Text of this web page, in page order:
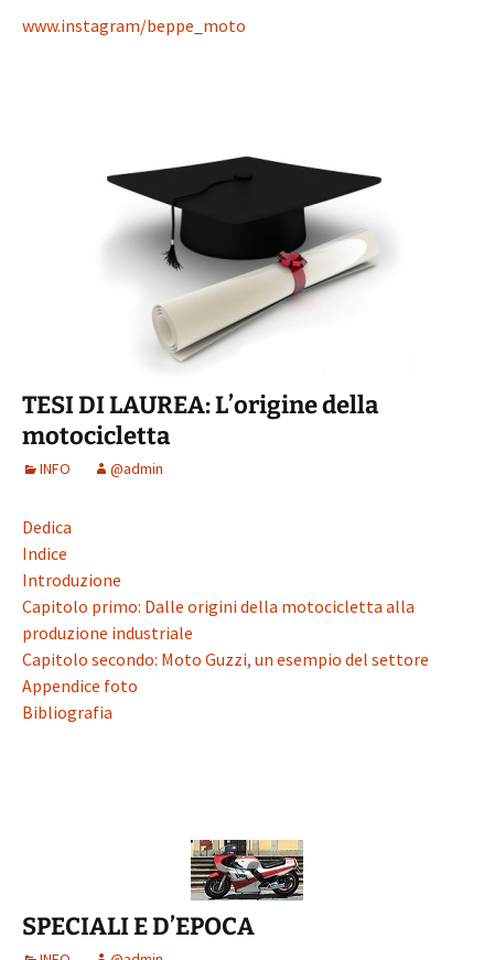
www.instagram/beppe_moto
TESI DI LAUREA: L’origine della
motocicletta
INFO @admin
Dedica
Indice
Introduzione
Capitolo primo: Dalle origini della motocicletta alla
produzione industriale
Capitolo secondo: Moto Guzzi, un esempio del settore
Appendice foto
Bibliografia
SPECIALI E D’EPOCA